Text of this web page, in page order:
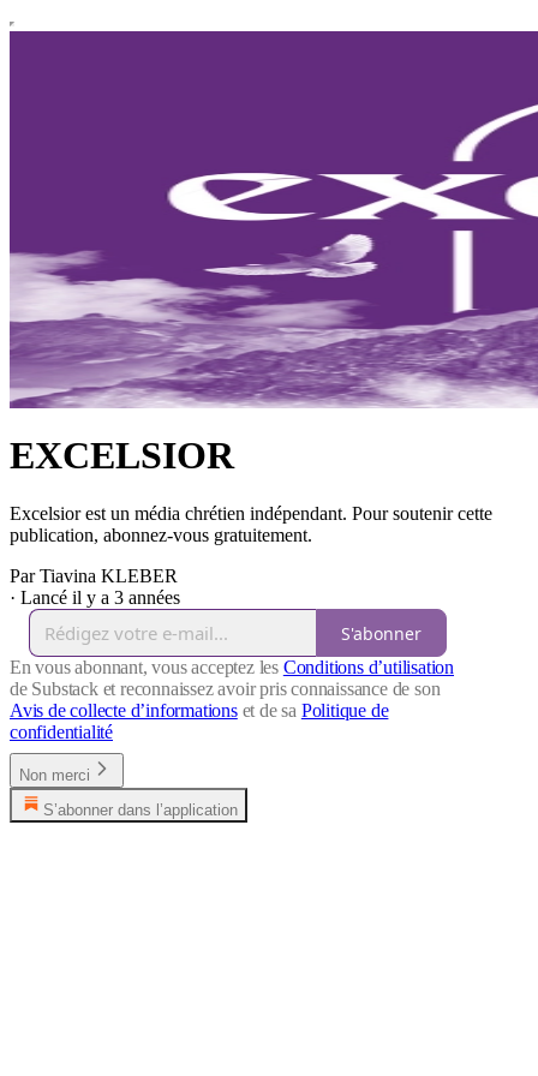
EXCELSIOR
Excelsior est un média chrétien indépendant. Pour soutenir cette
publication, abonnez-vous gratuitement.
Par Tiavina KLEBER
· Lancé il y a 3 années
S'abonner
En vous abonnant, vous acceptez les Conditions d’utilisation
de Substack et reconnaissez avoir pris connaissance de son
Avis de collecte d’informationset de sa Politique de
confidentialité
Non merci
S’abonner dans l’application